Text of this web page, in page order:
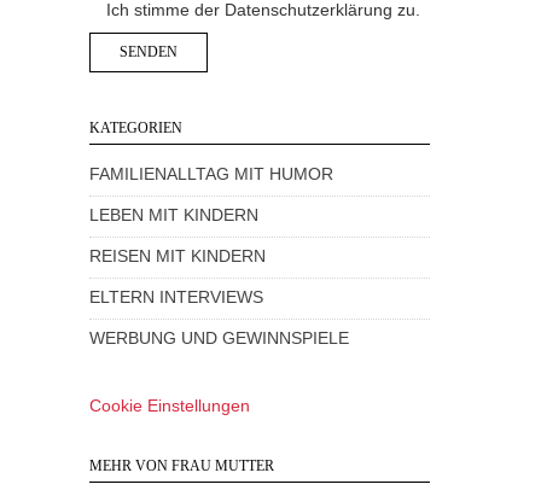
Ich stimme der Datenschutzerklärung zu.
KATEGORIEN
FAMILIENALLTAG MIT HUMOR
LEBEN MIT KINDERN
REISEN MIT KINDERN
ELTERN INTERVIEWS
WERBUNG UND GEWINNSPIELE
Cookie Einstellungen
MEHR VON FRAU MUTTER